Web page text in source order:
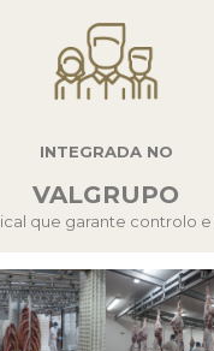
INTEGRADA NO
VALGRUPO
que garante controlo